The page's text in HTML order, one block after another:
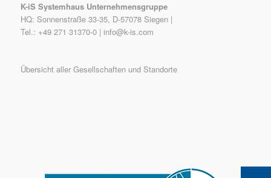
K-iS Systemhaus Unternehmensgruppe
HQ: Sonnenstraße 33-35, D-57078 Siegen |
Tel.: +49 271 31370-0 | info@k-is.com
Übersicht aller Gesellschaften und Standorte